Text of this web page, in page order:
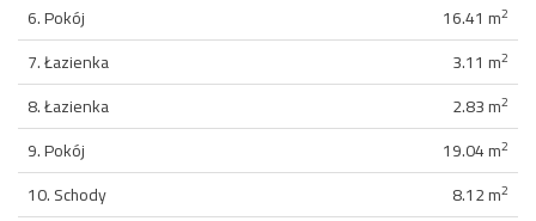
6. Pokój 16.41 m2
7. Łazienka 3.11 m2
8. Łazienka 2.83 m2
9. Pokój 19.04 m2
10. Schody 8.12 m2